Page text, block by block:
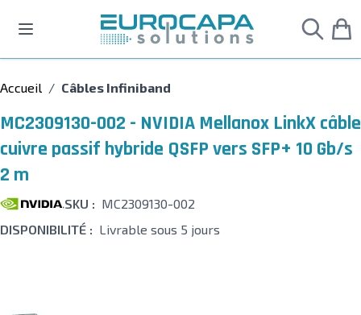
Accueil / Câbles Infiniband
MC2309130-002 - NVIDIA Mellanox LinkX câble
cuivre passif hybride QSFP vers SFP+ 10 Gb/s
2 m
SKU : MC2309130-002
DISPONIBILITÉ : Livrable sous 5 jours